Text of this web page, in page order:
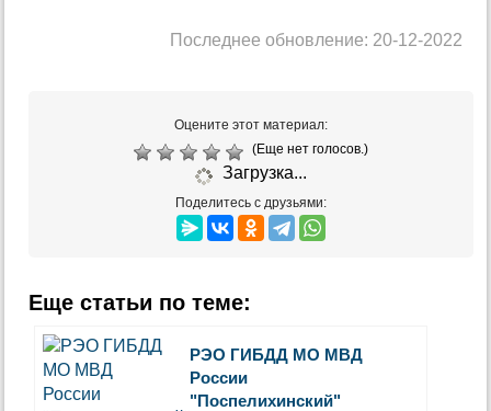
Последнее обновление: 20-12-2022
Оцените этот материал:
(Еще нет голосов.)
Загрузка...
Поделитесь с друзьями:
Еще статьи по теме:
РЭО ГИБДД МО МВД
России
"Поспелихинский"